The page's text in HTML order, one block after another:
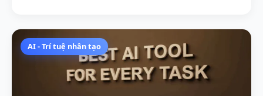
AI - Trí tuệ nhân tạo